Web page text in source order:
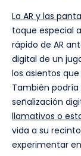
La AR y las
toque especial
rápido de AR
digital de un
los asientos
También podría
señalización
llamativos o
vida a su
experimentar